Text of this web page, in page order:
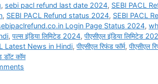
, sebi pacl refund last date 2024, SEBI PACL
, SEBI PACL Refund status 2024, SEBI PACL
Login Page Status 2024,
, पल्स इंडिया लिमिटेड 2024, पीएसीएल इंडिया लिमिटेड
Latest News in Hindi, पीएसीएल रिफंड फॉर्म, पीएसीएल
डॉट कॉम